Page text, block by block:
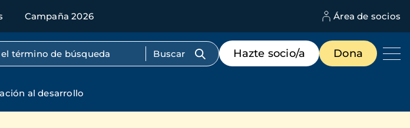
Campaña 2026 Área de socios
por texto completo
Menú
de
destacados
Hazte socio/a Dona
al desarrollo